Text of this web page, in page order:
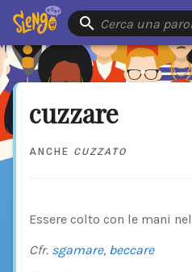
Cerca una
cuzzare
ANCHE CUZZATO
Essere colto con le mani
Cfr. sgamare, beccare